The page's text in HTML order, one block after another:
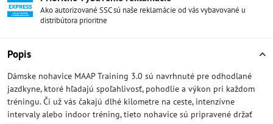
Ako autorizované SSC sú naše reklamácie od vás vybavované u
distribútora prioritne
Popis
Dámske nohavice MAAP Training 3.0 sú navrhnuté pre odhodlané
jazdkyne, ktoré hľadajú spoľahlivosť, pohodlie a výkon pri každom
tréningu. Či už vás čakajú dlhé kilometre na ceste, intenzívne
intervaly alebo indoor tréning, tieto nohavice sú pripravené držať